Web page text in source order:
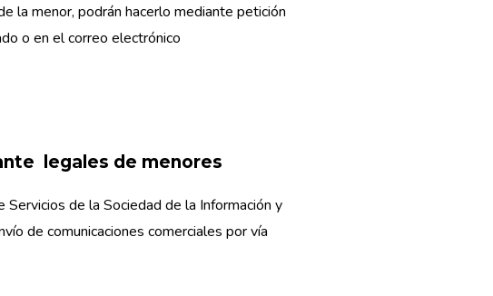
la menor, podrán hacerlo mediante petición
o en el correo electrónico
legales de menores
de la Sociedad de la Información y
de comunicaciones comerciales por vía